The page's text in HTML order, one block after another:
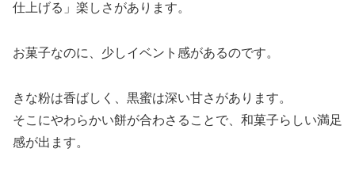
仕上げる」楽しさがあります。
お菓子なのに、少しイベント感があるのです。
きな粉は香ばしく、黒蜜は深い甘さがあります。
そこにやわらかい餅が合わさることで、和菓子らしい満足
感が出ます。